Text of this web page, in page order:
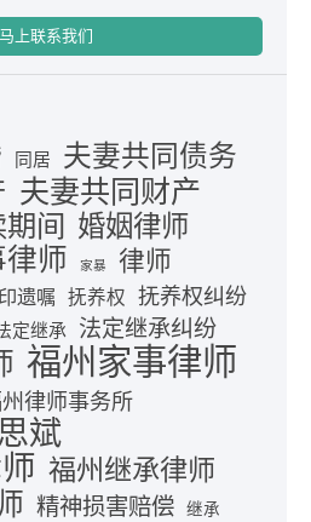
马上联系我们
同居 夫妻共同债务
夫妻共同财产
间 婚姻律师
律师 家暴 律师
遗嘱 抚养权 抚养权纠纷
定继承 法定继承纠纷
福州家事律师
律师事务所
斌
福州继承律师
精神损害赔偿 继承